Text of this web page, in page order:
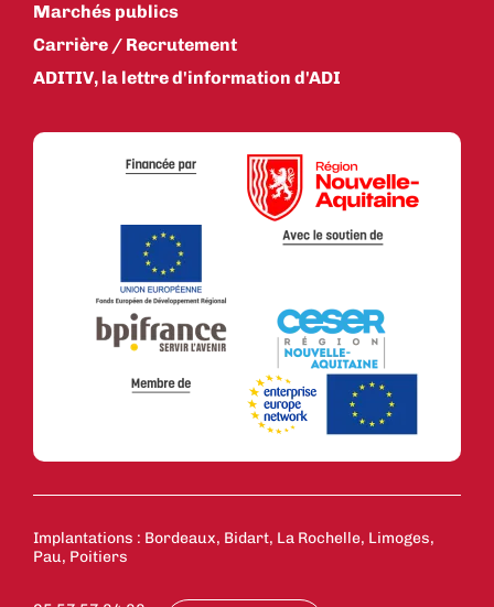
Marchés publics
Carrière / Recrutement
ADITIV, la lettre d'information d'ADI
Implantations : Bordeaux, Bidart, La Rochelle, Limoges,
Pau, Poitiers